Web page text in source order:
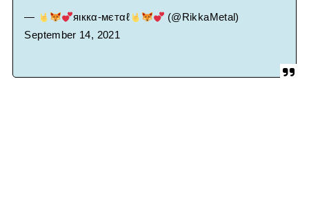
— яιккα-мєтαℓ
(@RikkaMetal)
September 14, 2021